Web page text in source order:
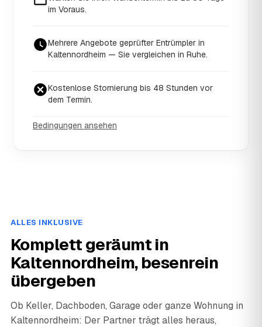
im Voraus.
Mehrere Angebote geprüfter Entrümpler in
Kaltennordheim — Sie vergleichen in Ruhe.
Kostenlose Stornierung bis 48 Stunden vor
dem Termin.
Bedingungen ansehen
ALLES INKLUSIVE
Komplett geräumt in
Kaltennordheim, besenrein
übergeben
Ob Keller, Dachboden, Garage oder ganze Wohnung in
Kaltennordheim: Der Partner trägt alles heraus,